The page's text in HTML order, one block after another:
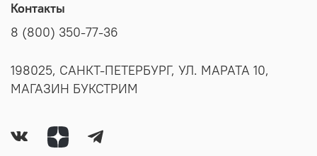
Контакты
8 (800) 350-77-36
198025, САНКТ-ПЕТЕРБУРГ, УЛ. МАРАТА 10,
МАГАЗИН БУКСТРИМ